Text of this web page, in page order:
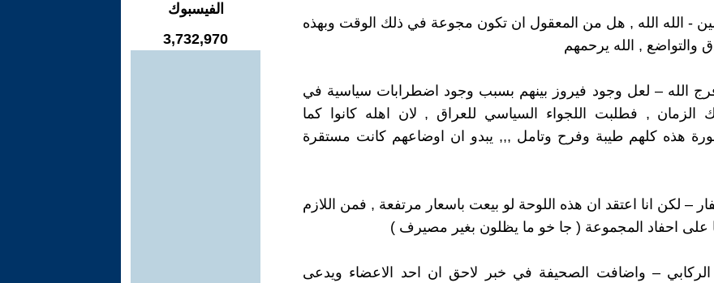
- الله الله , هل من المعقول ان تكون مجوعة في ذلك الوقت وبهذه
والتواضع , الله يرحمهم
فرج الله – لعل وجود فيروز بينهم بسبب وجود اضطرابات سياسية في
الزمان , فطلبت اللجواء السياسي للعراق , لان اهله كانوا كما
هذه كلهم طيبة وفرح وتامل ,,, يبدو ان اوضاعهم كانت مستقرة
– لكن انا اعتقد ان هذه اللوحة لو بيعت باسعار مرتفعة , فمن اللازم
على احفاد المجموعة ( جا خو ما يظلون بغير مصيرف )
الركابي – واضافت الصحيفة في خبر لاحق ان احد الاعضاء ويدعى
الفيسبوك
3,732,970